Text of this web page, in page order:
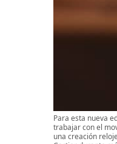
Para esta nueva
trabajar con el
una creación